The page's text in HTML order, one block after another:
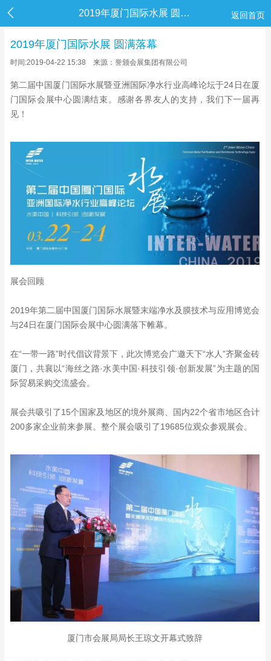
2019年厦门国际水展 圆满落幕 返回首页
2019年厦门国际水展 圆满落幕
时间:2019-04-22 15:38 来源：誉颁会展集团有限公司
第二届中国厦门国际水展暨亚洲国际净水行业高峰论坛于24日在厦
门国际会展中心圆满结束。感谢各界友人的支持，我们下一届再
见！
展会回顾
2019年第二届中国厦门国际水展暨末端净水及膜技术与应用博览会
与24日在厦门国际会展中心圆满落下帷幕。
在“一带一路”时代倡议背景下，此次博览会广邀天下“水人”齐聚金砖
厦门，共襄以“海丝之路·水美中国·科技引领·创新发展”为主题的国
际贸易采购交流盛会。
展会共吸引了15个国家及地区的境外展商、国内22个省市地区合计
200多家企业前来参展。整个展会吸引了19685位观众参观展会。
厦门市会展局局长王琼文开幕式致辞